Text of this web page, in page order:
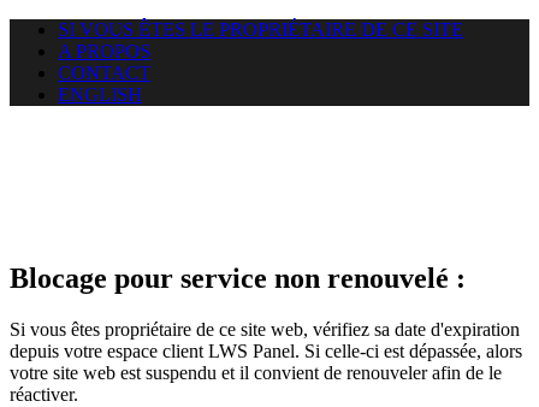
SI VOUS ÊTES LE PROPRIÉTAIRE DE CE SITE
A PROPOS
CONTACT
ENGLISH
Blocage pour service non renouvelé :
Si vous êtes propriétaire de ce site web, vérifiez sa date d'expiration
depuis votre espace client LWS Panel. Si celle-ci est dépassée, alors
votre site web est suspendu et il convient de renouveler afin de le
réactiver.